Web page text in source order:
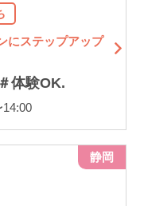
にステップアップ
体験OK.
静岡